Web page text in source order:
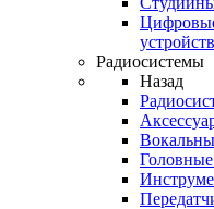
устройств
Радиосистемы
Назад